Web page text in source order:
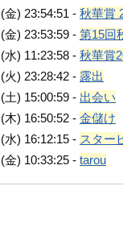
金) 23:54:51 -秋華賞
金) 23:53:59 -第15回
水) 11:23:58 -秋華賞
火) 23:28:42 - 露出
土) 15:00:59 - 出会い
木) 16:50:52 -金儲け
水) 16:12:15 - スター
金) 10:33:25 -tarou